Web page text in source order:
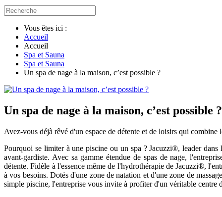
Vous êtes ici :
Accueil
Accueil
Spa et Sauna
Spa et Sauna
Un spa de nage à la maison, c’est possible ?
Un spa de nage à la maison, c’est possible ?
Avez-vous déjà rêvé d'un espace de détente et de loisirs qui
Pourquoi se limiter à une piscine ou un spa ? Jacuzzi®, leader
avant-gardiste. Avec sa gamme étendue de spas de nage,
détente. Fidèle à l'essence même de l'hydrothérapie de Jacuzzi®,
à vos besoins. Dotés d'une zone de natation et d'une zone de
simple piscine, l'entreprise vous invite à profiter d'un véritable centre